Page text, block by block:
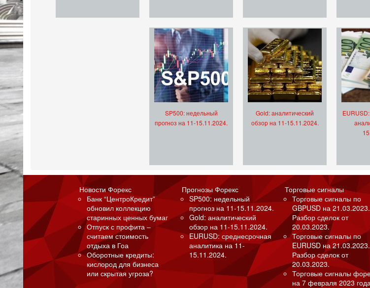
SP500: недельный
прогноз на 11-15.11.2024.
Gold: аналитический
обзор на 11-15.11.2024.
Новости Форекс
Банк “ЦентроКредит”
обновил коллекцию
старинных ценных бумаг
Отпуск с профита –
считаем стоимость
отдыха в Гоа
Оборотные кредиты:
кислород для бизнеса
или скрытая угроза?
Прогнозы Форекс
SP500: недельный
прогноз на 11-15.11.2024.
Gold: аналитический
обзор на 11-15.11.2024.
EURUSD: среднесрочная
аналитика на 11-
15.11.2024.
Торговые сигналы
Торговые сигналы по
GBPUSD на 21.03.2023.
Разбор сделок от
20.03.2023.
Торговые сигналы по
EURUSD на 21.03.2023.
Разбор сделок от
20.03.2023.
Торговые сигналы
на 7 февраля 2023